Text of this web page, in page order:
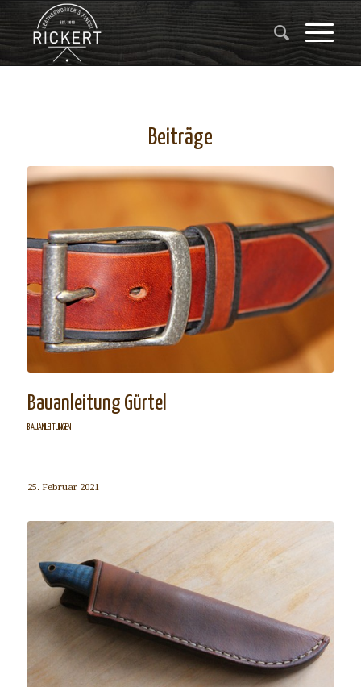
Beiträge
Bauanleitung Gürtel
BAUANLEITUNGEN
25. Februar 2021